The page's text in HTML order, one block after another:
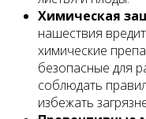
Химическая
нашествия
химические
безопасные для
соблюдать
избежать